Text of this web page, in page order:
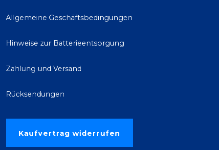
Allgemeine Geschäftsbedingungen
Hinweise zur Batterieentsorgung
Zahlung und Versand
Rücksendungen
Kaufvertrag widerrufen